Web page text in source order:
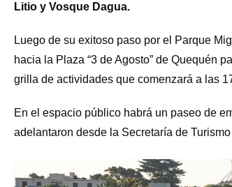
Litio y Vosque Dagua.
Luego de su exitoso paso por el Parque
hacia la Plaza “3 de Agosto” de Quequén
grilla de actividades que comenzará a las
En el espacio público habrá un paseo de
adelantaron desde la Secretaría de